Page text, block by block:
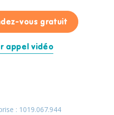
vous gratuitpour
appel vidéo
: 1019.067.944